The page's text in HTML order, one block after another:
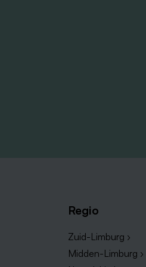
Regio
Zuid-Limburg ›
Midden-Limburg ›